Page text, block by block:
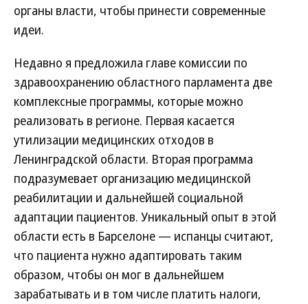
органы власти, чтобы принести современные
идеи.
Недавно я предложила главе комиссии по
здравоохранению областного парламента две
комплексные программы, которые можно
реализовать в регионе. Первая касается
утилизации медицинских отходов в
Ленинградской области. Вторая программа
подразумевает организацию медицинской
реабилитации и дальнейшей социальной
адаптации пациентов. Уникальный опыт в этой
области есть в Барселоне — испанцы считают,
что пациента нужно адаптировать таким
образом, чтобы он мог в дальнейшем
зарабатывать и в том числе платить налоги,